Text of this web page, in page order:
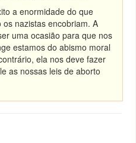
a enormidade do que
nazistas encobriam. A
uma ocasião para que nos
estamos do abismo moral
ela nos deve fazer
as nossas leis de aborto